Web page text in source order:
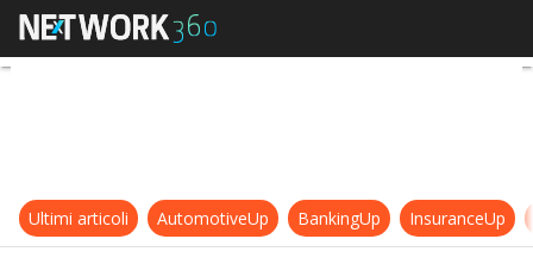
360DigitalSkill: Snackable
Ultimi articoli AutomotiveUp BankingUp InsuranceUp